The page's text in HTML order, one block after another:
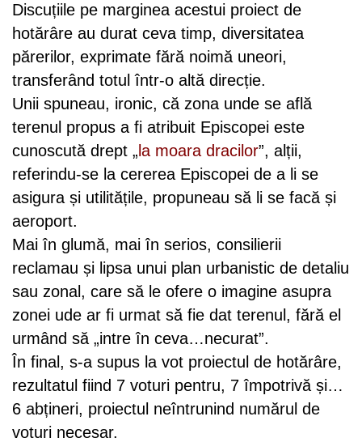
Discuțiile pe marginea acestui proiect de
hotărâre au durat ceva timp, diversitatea
părerilor, exprimate fără noimă uneori,
transferând totul într-o altă direcție.
Unii spuneau, ironic, că zona unde se află
terenul propus a fi atribuit Episcopei este
cunoscută drept „ la moara dracilor”, alții,
referindu-se la cererea Episcopei de a li se
asigura și utilitățile, propuneau să li se facă și
aeroport.
Mai în glumă, mai în serios, consilierii
reclamau și lipsa unui plan urbanistic de detaliu
sau zonal, care să le ofere o imagine asupra
zonei ude ar fi urmat să fie dat terenul, fără el
urmând să „intre în ceva…necurat”.
În final, s-a supus la vot proiectul de hotărâre,
rezultatul fiind 7 voturi pentru, 7 împotrivă și…
6 abțineri, proiectul neîntrunind numărul de
voturi necesar.